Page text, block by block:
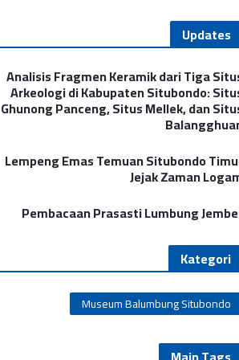
Updates
Analisis Fragmen Keramik dari Tiga
Arkeologi di Kabupaten Situbondo:
Ghunong Panceng, Situs Mellek, dan
Lempeng Emas Temuan Situbondo
Jejak Zaman
Pembacaan Prasasti Lumbung
Kategori
Museum Balumbung Situbondo